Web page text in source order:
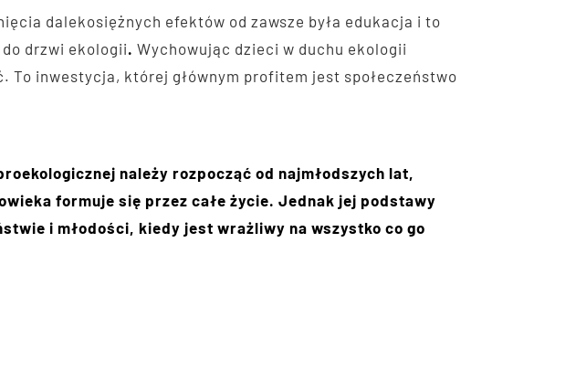
dalekosiężnych efektów od zawsze była edukacja i to
drzwi ekologii. Wychowując dzieci w duchu ekologii
To inwestycja, której głównym profitem jest społeczeństwo
należy rozpocząć od najmłodszych lat,
formuje się przez całe życie. Jednak jej podstawy
i młodości, kiedy jest wrażliwy na wszystko co go